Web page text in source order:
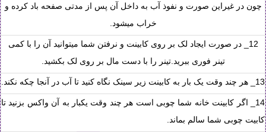
چون در غیراین صورت و نفوذ آب به داخل آن پس از مدتی صفحه باد کرده و
خراب میشود.
12_ در صورت ایجاد لک بر روی کابینت و نرفتن شما میتوانید آن را با کمی
تینر فوری ببرید.تینر را با دست مال بر روی لک بکشید.
13_ هر چند وقت یک بار به کابینت زیر سینک نگاه کنید تا آب در آنجا چکه نکند.
14_ اگر کابینت خانه شما چوبی است هر چند وقت یکبار به آن واکس بزنید تا
کابیت چوبی شما سالم بماند.